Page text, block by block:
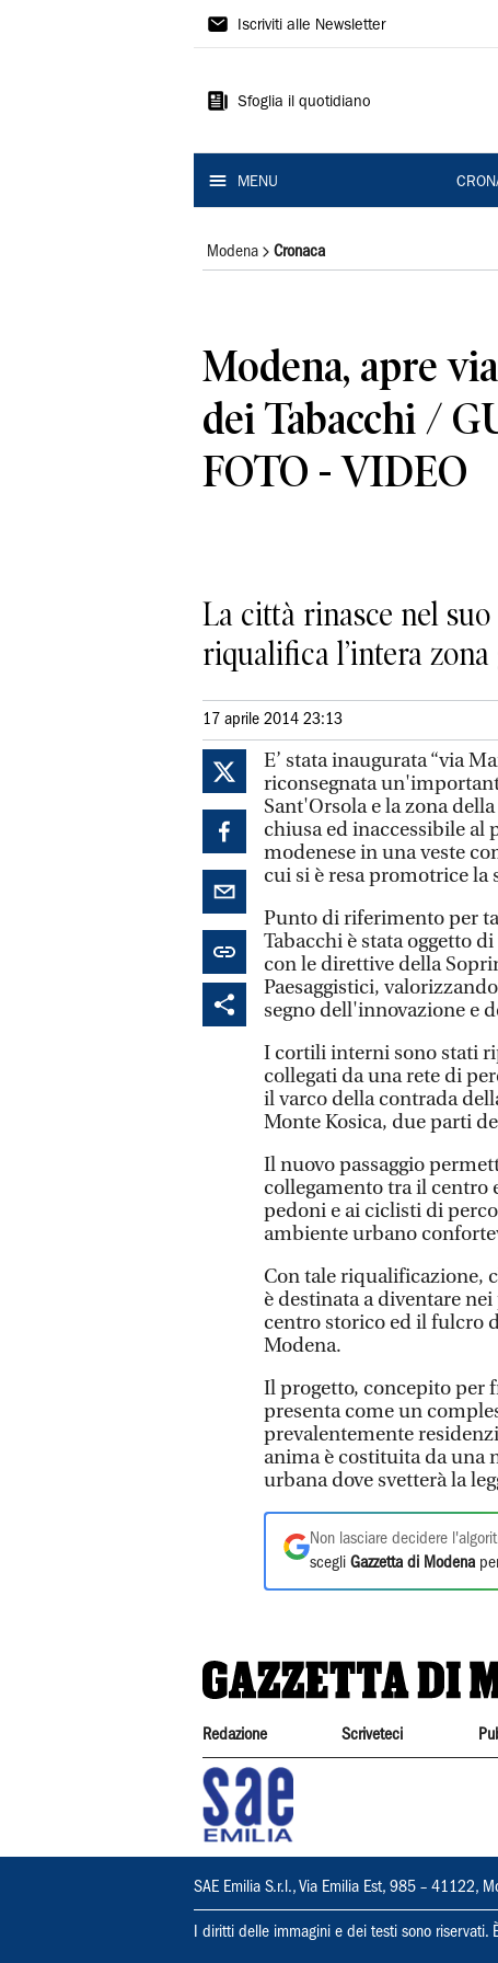
Gazzetta
Modena
Iscriviti alle Newsletter
Sfoglia il quotidiano
MENU
Modena Cronaca
Modena, apre
dei Tabacchi /
FOTO - VIDEO
La città rinasce nel
riqualifica l’intera
17 aprile 2014 23:13
E’ stata inaugurata “via
riconsegnata
Sant'Orsola e la zona
chiusa ed inaccessibile al
modenese in una veste
cui si è resa promotrice la
Punto di riferimento per
Tabacchi è stata oggetto
con le direttive della
Paesaggistici,
segno dell'innovazione e
I cortili interni sono stati
collegati da una rete di
il varco della contrada
Monte Kosica, due parti
Il nuovo passaggio
collegamento tra il centro
pedoni e ai ciclisti di
ambiente urbano
Con tale riqualificazione,
è destinata a diventare
centro storico ed il fulcro
Modena.
Il progetto, concepito per
presenta come un
prevalentemente
anima è costituita da una
urbana dove svetterà la
Non lasciare decidere
scegli Gazzetta di Modena
Redazione Scriveteci
SAE Emilia S.r.l., Via Emilia Est, 985 – 41122,
I diritti delle immagini e dei testi sono riservati.